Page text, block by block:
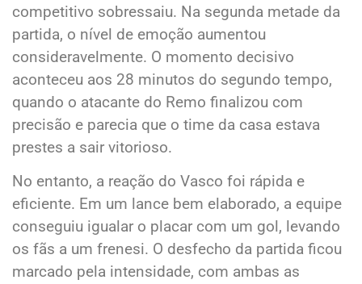
competitivo sobressaiu. Na segunda metade da
partida, o nível de emoção aumentou
consideravelmente. O momento decisivo
aconteceu aos 28 minutos do segundo tempo,
quando o atacante do Remo finalizou com
precisão e parecia que o time da casa estava
prestes a sair vitorioso.
No entanto, a reação do Vasco foi rápida e
eficiente. Em um lance bem elaborado, a equipe
conseguiu igualar o placar com um gol, levando
os fãs a um frenesi. O desfecho da partida ficou
marcado pela intensidade, com ambas as